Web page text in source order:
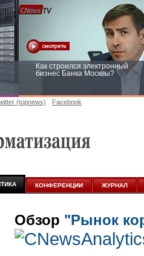
Как строился электронный
бизнес Банка Москвы?
(topnews) Facebook
КОНФЕРЕНЦИИ ЖУРНАЛ
Обзор "Рынок